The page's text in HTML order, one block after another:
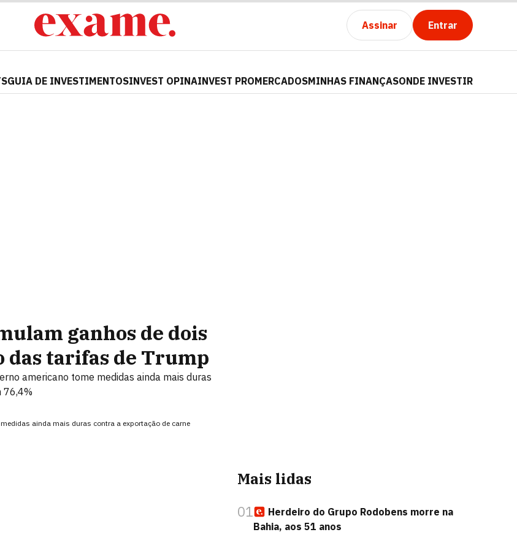
Assinar Entrar
GUIA DE INVESTIMENTOSINVEST OPINAINVEST PROMERCADOSMINHAS FINANÇASONDE INVESTIR
ganhos de dois
das tarifas de Trump
americano tome medidas ainda mais duras
76,4%
ainda mais duras contra a exportação de carne
Mais lidas
01
Herdeiro do Grupo Rodobens morre na
Bahia, aos 51 anos